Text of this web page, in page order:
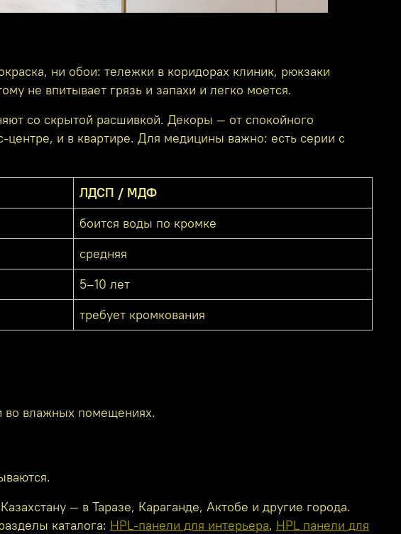
ни обои: тележки в коридорах клиник, рюкзаки
не впитывает грязь и запахи и легко моется.
со скрытой расшивкой. Декоры — от спокойного
и в квартире. Для медицины важно: есть серии с
ЛДСП / МДФ
боится воды по кромке
средняя
5–10 лет
требует кромкования
во влажных помещениях.
— в Таразе, Караганде, Актобе и другие города.
каталога: HPL-панели для интерьера, HPL панели для